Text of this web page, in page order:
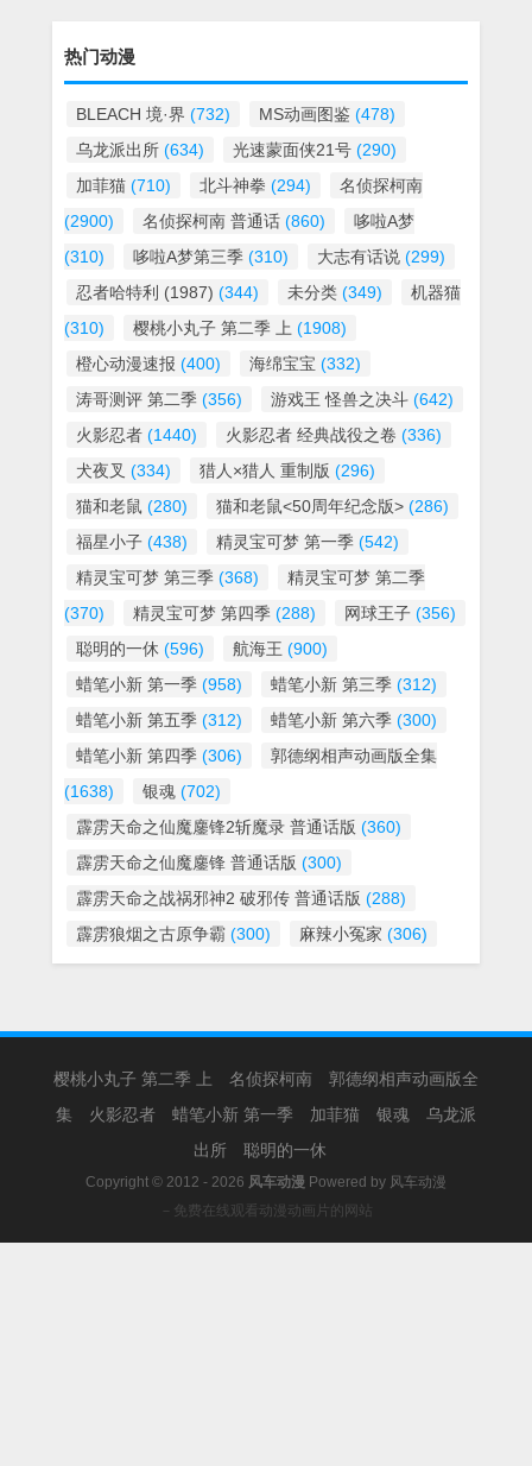
热门动漫
BLEACH 境·界 (732) MS动画图鉴 (478)
乌龙派出所 (634) 光速蒙面侠21号 (290)
加菲猫 (710) 北斗神拳 (294)
名侦探柯南
(2900)
名侦探柯南 普通话 (860)
哆啦A梦
(310)
哆啦A梦第三季 (310) 大志有话说 (299)
忍者哈特利 (1987) (344) 未分类 (349)
机器猫
(310)
樱桃小丸子 第二季 上 (1908)
橙心动漫速报 (400) 海绵宝宝 (332)
涛哥测评 第二季 (356) 游戏王 怪兽之决斗 (642)
火影忍者 (1440) 火影忍者 经典战役之卷 (336)
犬夜叉 (334) 猎人×猎人 重制版 (296)
猫和老鼠 (280) 猫和老鼠<50周年纪念版> (286)
福星小子 (438) 精灵宝可梦 第一季 (542)
精灵宝可梦 第三季 (368)
精灵宝可梦 第二季
(370)
精灵宝可梦 第四季 (288) 网球王子 (356)
聪明的一休 (596) 航海王 (900)
蜡笔小新 第一季 (958) 蜡笔小新 第三季 (312)
蜡笔小新 第五季 (312) 蜡笔小新 第六季 (300)
蜡笔小新 第四季 (306)
郭德纲相声动画版全集
(1638)
银魂 (702)
霹雳天命之仙魔鏖锋2斩魔录 普通话版 (360)
霹雳天命之仙魔鏖锋 普通话版 (300)
霹雳天命之战祸邪神2 破邪传 普通话版 (288)
霹雳狼烟之古原争霸 (300) 麻辣小冤家 (306)
樱桃小丸子 第二季 上 名侦探柯南
郭德纲相声动画版全
集
火影忍者 蜡笔小新 第一季 加菲猫 银魂
乌龙派
出所
聪明的一休
Copyright © 2012 - 2026 风车动漫 Powered by 风车动漫
－免费在线观看动漫动画片的网站